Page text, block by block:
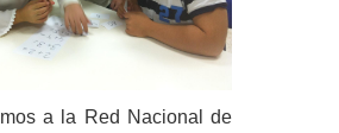
a la Red Nacional de